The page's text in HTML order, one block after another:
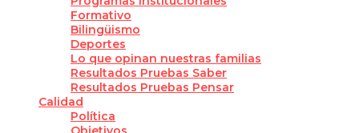
Formativo
Bilingüismo
Deportes
Lo que opinan nuestras familias
Resultados Pruebas Saber
Resultados Pruebas Pensar
Calidad
Política